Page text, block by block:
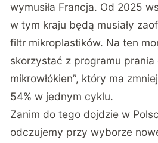
wymusiła Francja. Od 2025
w tym kraju będą musiały
filtr mikroplastików. Na ten
skorzystać z programu prania
mikrowłókien”, który ma
54% w jednym cyklu.
Zanim do tego dojdzie w
odczujemy przy wyborze